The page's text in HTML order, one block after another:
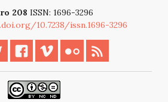
208 ISSN: 1696-3296
10.7238/issn.1696-3296